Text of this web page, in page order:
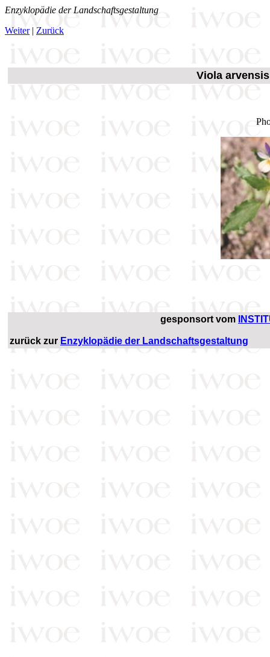
Enzyklopädie der Landschaftsgestaltung
Weiter| Zurück
Viola
gesponsort vom
zurück zur Enzyklopädie der Landschaftsgestaltung